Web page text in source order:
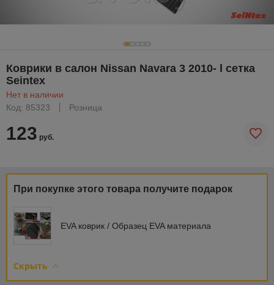
Коврики в салон Nissan Navara 3 2010- l сетка
Seintex
Нет в наличии
Код: 85323
Розница
123 руб.
При покупке этого товара получите подарок
EVA коврик / Образец EVA материала
Скрыть